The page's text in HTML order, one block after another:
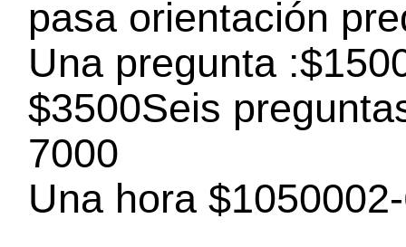
pasa orientación
Una pregunta
$3500Seis
7000
Una hora